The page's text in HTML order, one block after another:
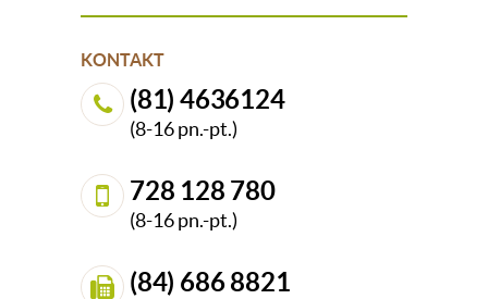
KONTAKT
(81) 4636124
(8-16 pn.-pt.)
728 128 780
(8-16 pn.-pt.)
(84) 686 8821